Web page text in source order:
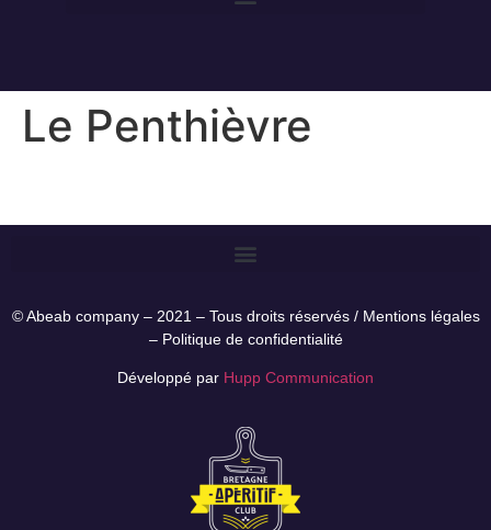
Le Penthièvre
© Abeab company – 2021 – Tous droits réservés / Mentions légales
– Politique de confidentialité
Développé par Hupp Communication